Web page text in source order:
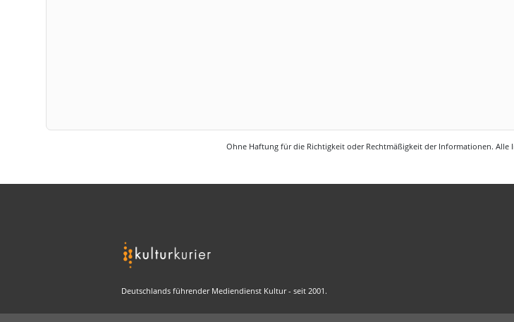
Ohne Haftung für die Richtigkeit oder Rechtmäßigkeit der Informationen.
Deutschlands führender Mediendienst Kultur - seit 2001.